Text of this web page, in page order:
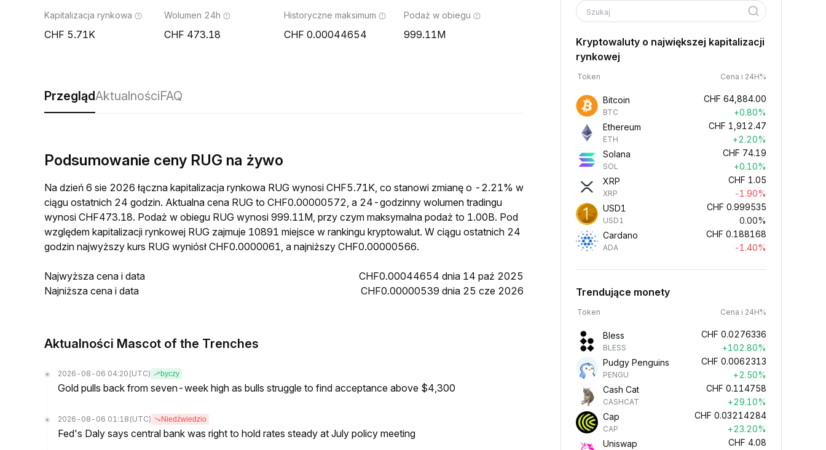
Kapitalizacja rynkowa
5.71K
Wolumen 24h
473.18
Historyczne maksimum
0.00044654
Podaż w obiegu
999.11M
PrzeglądAktualnościFAQ
Podsumowanie ceny RUG na żywo
Na dzień 6 sie 2026 łączna kapitalizacja rynkowa RUG wynosi CHF5.71K, co stanowi zmianę o -2.21% w
ciągu ostatnich 24 godzin. Aktualna cena RUG to CHF0.00000572, a 24-godzinny wolumen tradingu
wynosi CHF473.18. Podaż w obiegu RUG wynosi 999.11M, przy czym maksymalna podaż to 1.00B. Pod
względem kapitalizacji rynkowej RUG zajmuje 10891 miejsce w rankingu kryptowalut. W ciągu ostatnich 24
godzin najwyższy kurs RUG wyniósł CHF0.0000061, a najniższy CHF0.00000566.
Najwyższa cena i data
CHF0.00044654 dnia 14 paź 2025
Najniższa cena i data
CHF0.00000539 dnia 25 cze 2026
Aktualności Mascot of the Trenches
2026-08-06 04:20 (UTC) byczy
Gold pulls back from seven-week high as bulls struggle to find acceptance above $4,300
2026-08-06 01:18 (UTC) Niedźwiedzio
Fed's Daly says central bank was right to hold rates steady at July policy meeting
Szukaj
Kryptowaluty o największej kapitalizacji
rynkowej
Token Cena i 24H%
Bitcoin
BTC
CHF 64,884.00
+0.80%
Ethereum
ETH
CHF 1,912.47
+2.20%
Solana
SOL
CHF 74.19
+0.10%
XRP
XRP
CHF 1.05
-1.90%
USD1
USD1
CHF 0.999535
0.00%
Cardano
ADA
CHF 0.188168
-1.40%
Trendujące monety
Token Cena i 24H%
Bless
BLESS
CHF 0.0276336
+102.80%
Pudgy Penguins
PENGU
CHF 0.0062313
+2.50%
Cash Cat
CASHCAT
CHF 0.114758
+29.10%
Cap
CAP
CHF 0.03214284
+23.20%
Uniswap
CHF 4.08